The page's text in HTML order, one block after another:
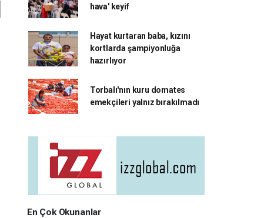
hava' keyif
Hayat kurtaran baba, kızını
kortlarda şampiyonluğa
hazırlıyor
Torbalı'nın kuru domates
emekçileri yalnız bırakılmadı
En Çok Okunanlar